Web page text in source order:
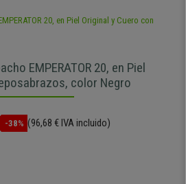
EMPERATOR 20, en Piel
color Negro
-38% (96,68 € IVA incluido)